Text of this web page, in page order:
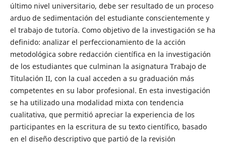
último nivel universitario, debe ser resultado de un proceso
arduo de sedimentación del estudiante conscientemente y
el trabajo de tutoría. Como objetivo de la investigación se ha
definido: analizar el perfeccionamiento de la acción
metodológica sobre redacción científica en la investigación
de los estudiantes que culminan la asignatura Trabajo de
Titulación II, con la cual acceden a su graduación más
competentes en su labor profesional. En esta investigación
se ha utilizado una modalidad mixta con tendencia
cualitativa, que permitió apreciar la experiencia de los
participantes en la escritura de su texto científico, basado
en el diseño descriptivo que partió de la revisión